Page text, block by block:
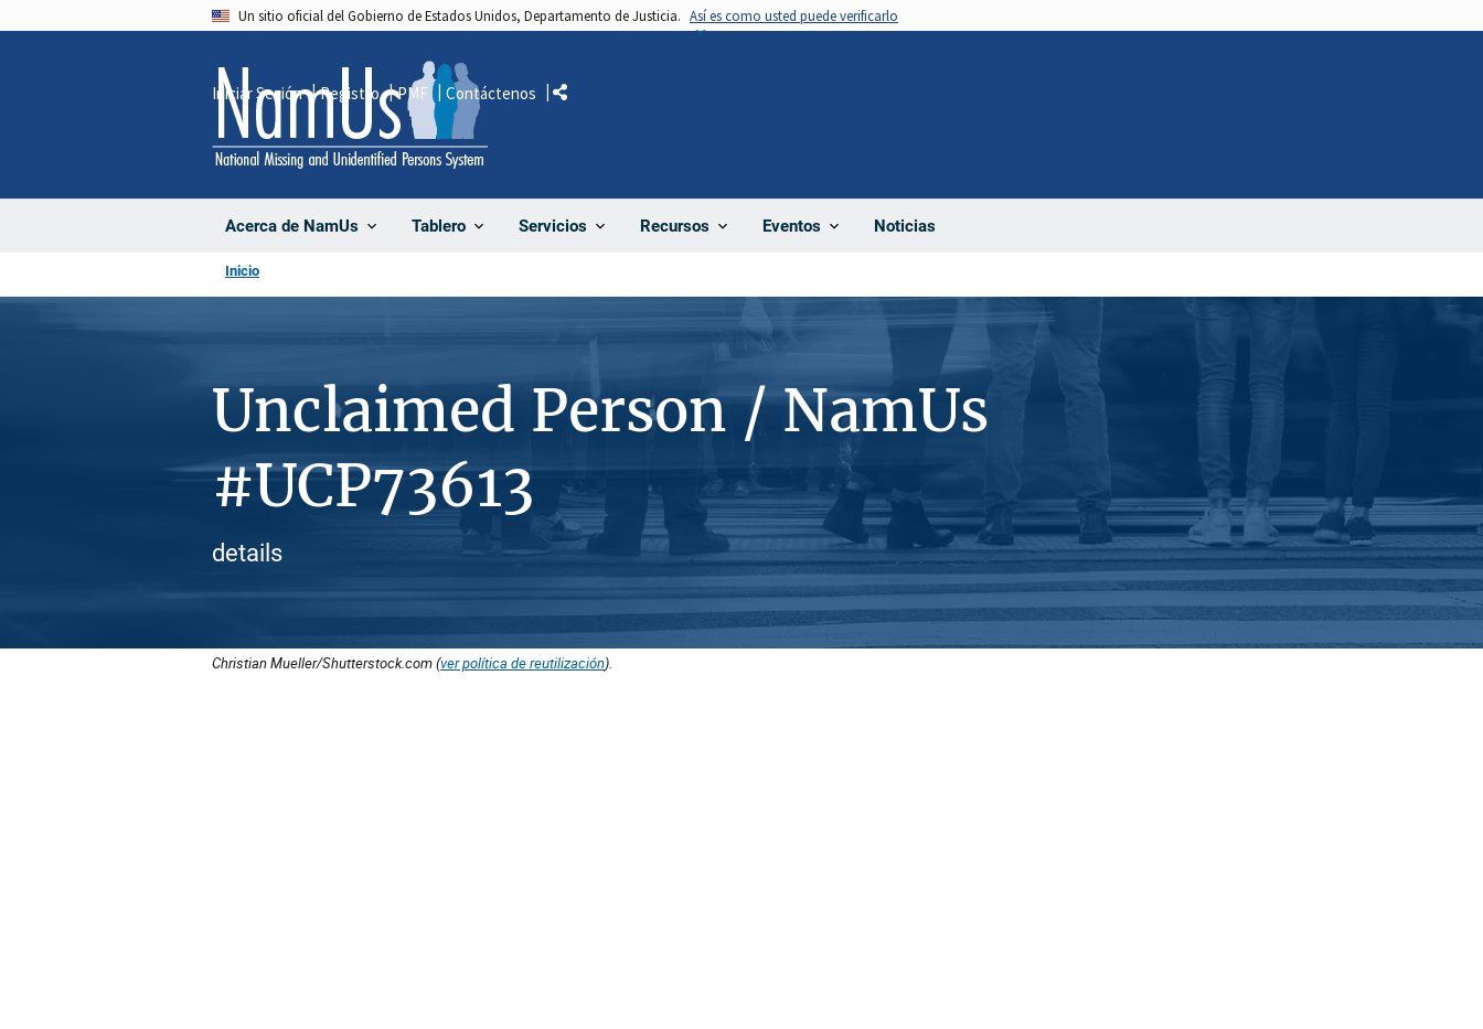
Un sitio oficial del Gobierno de Estados Unidos, Departamento de Justicia. Así es como usted puede verificarlo
Acerca de NamUs Tablero Servicios Recursos Eventos Noticias
Iniciar Sesión Registro PMF Contáctenos Comparte
Inicio
Unclaimed Person / NamUs
#UCP73613
details
Christian Mueller/Shutterstock.com (ver política de reutilización).